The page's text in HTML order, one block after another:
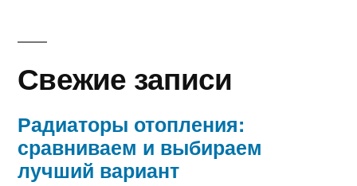
Свежие записи
Радиаторы отопления:
сравниваем и выбираем
лучший вариант